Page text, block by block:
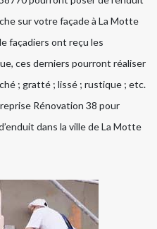
sur votre façade à La Motte
façadiers ont reçu les
ces derniers pourront réaliser
; gratté ; lissé ; rustique ; etc.
Rénovation 38 pour
dans la ville de La Motte